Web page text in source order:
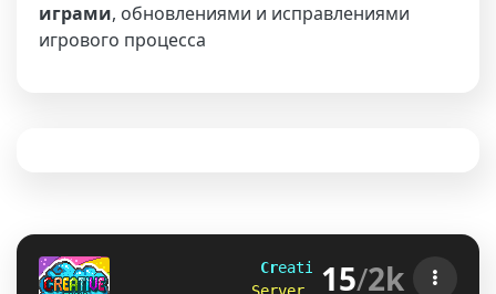
играми, обновлениями и исправлениями
игрового процесса
Creati eF un [1.13-26.2]
15/2k